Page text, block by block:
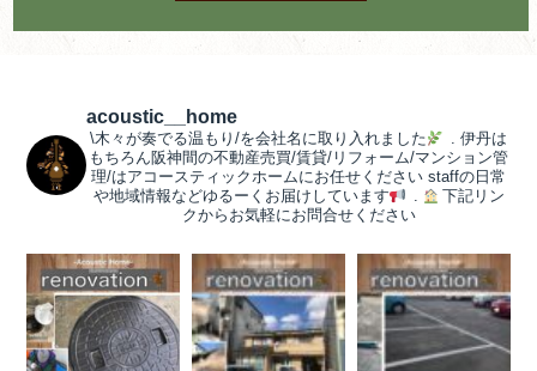
acoustic__home
\木々が奏でる温もり/を会社名に取り入れました . 伊丹は
もちろん阪神間の不動産売買/賃貸/リフォーム/マンション管
理/はアコースティックホームにお任せください staffの日常
や地域情報などゆるーくお届けしています
.
下記リン
クからお気軽にお問合せください